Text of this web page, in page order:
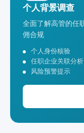
个人背景调查
全面了解高管的任
佣合规
个人身份核验
任职企业关联分析
风险预警提示